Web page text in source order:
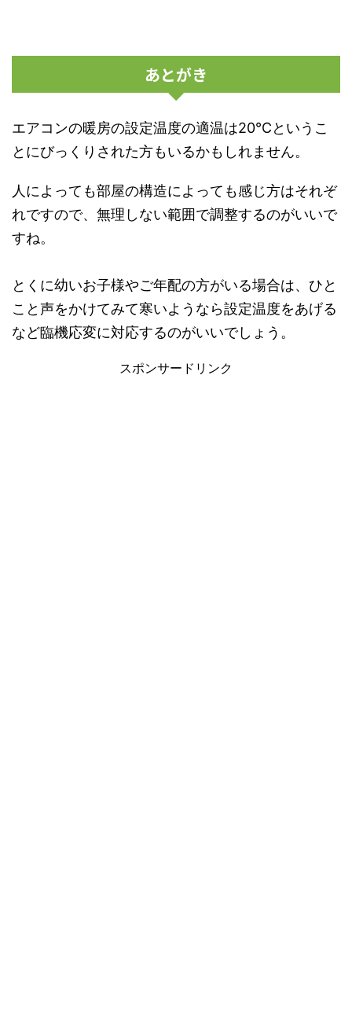
あとがき
エアコンの暖房の設定温度の適温は20℃というこ
とにびっくりされた方もいるかもしれません。
人によっても部屋の構造によっても感じ方はそれぞ
れですので、無理しない範囲で調整するのがいいで
すね。
とくに幼いお子様やご年配の方がいる場合は、ひと
こと声をかけてみて寒いようなら設定温度をあげる
など臨機応変に対応するのがいいでしょう。
スポンサードリンク